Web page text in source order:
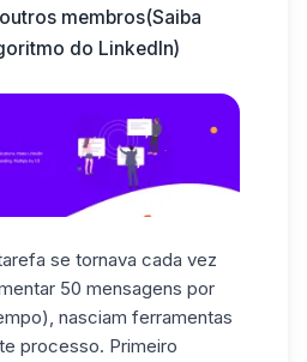
membros(Saiba
do LinkedIn)
se tornava cada vez
50 mensagens por
nasciam ferramentas
processo. Primeiro